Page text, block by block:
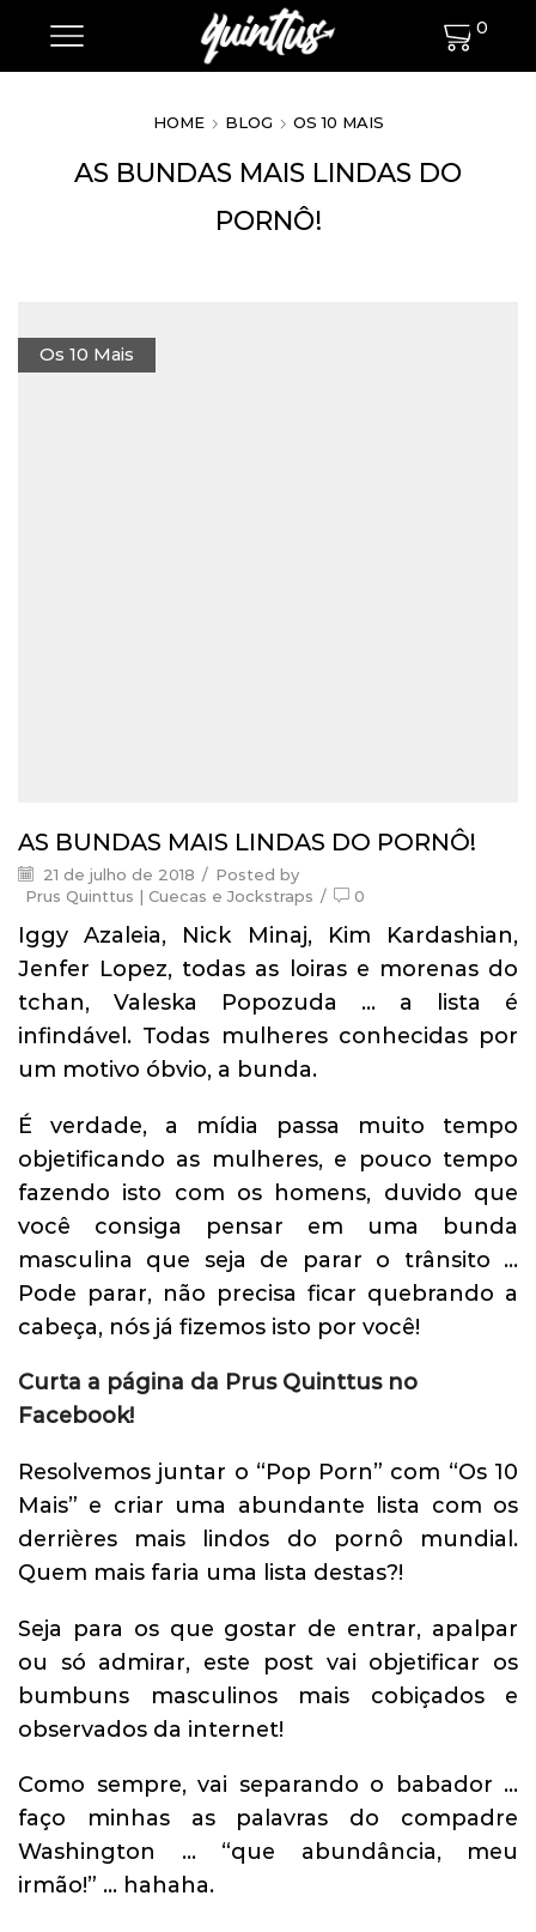
0
HOME BLOG OS 10 MAIS
AS BUNDAS MAIS LINDAS DO
PORNÔ!
Os 10 Mais
AS BUNDAS MAIS LINDAS DO PORNÔ!
21 de julho de 2018 / Posted by
Prus Quinttus | Cuecas e Jockstraps / 0
Iggy Azaleia, Nick Minaj, Kim Kardashian,
Jenfer Lopez, todas as loiras e morenas do
tchan, Valeska Popozuda … a lista é
infindável. Todas mulheres conhecidas por
um motivo óbvio, a bunda.
É verdade, a mídia passa muito tempo
objetificando as mulheres, e pouco tempo
fazendo isto com os homens, duvido que
você consiga pensar em uma bunda
masculina que seja de parar o trânsito …
Pode parar, não precisa ficar quebrando a
cabeça, nós já fizemos isto por você!
Curta a página da Prus Quinttus no
Facebook!
Resolvemos juntar o “Pop Porn” com “Os 10
Mais” e criar uma abundante lista com os
derrières mais lindos do pornô mundial.
Quem mais faria uma lista destas?!
Seja para os que gostar de entrar, apalpar
ou só admirar, este post vai objetificar os
bumbuns masculinos mais cobiçados e
observados da internet!
Como sempre, vai separando o babador …
faço minhas as palavras do compadre
Washington … “que abundância, meu
irmão!” … hahaha.